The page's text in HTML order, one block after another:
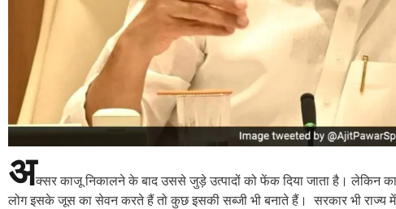
अक्सर काजू निकालने के बाद उससे जुड़े उत्पादों को फेंक दिया जाता है।
लोग इसके जूस का सेवन करते हैं तो कुछ इसकी सब्जी भी बनाते हैं। सरकार भी राज्य में